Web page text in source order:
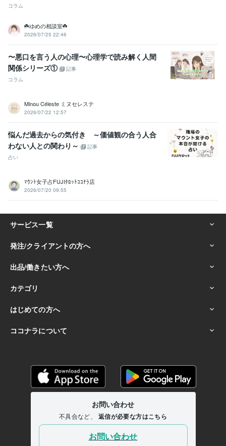
コラム
☘️ゆめの相談室☘️
2026/07/25 22:46
〜悪口を言う人の心理〜心理学で読み解く人間
関係シリーズ①
記事
コラム
Minou Céleste ミヌセレステ
2026/07/22 12:57
悩んだ過去からの気付き ～価値観の合う人合
わない人との関わり～
記事
占い
ﾏｳﾝﾄ女子占FUJIﾀﾛｯﾄｺｺﾅﾗ店
2026/07/20 09:55